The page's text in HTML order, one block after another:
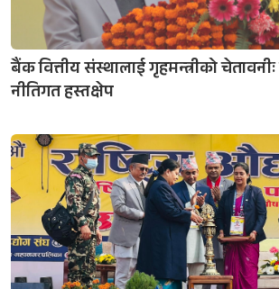
बैंक वित्तीय संस्थालाई गृहमन्त्रीको
नीतिगत हस्तक्षेप